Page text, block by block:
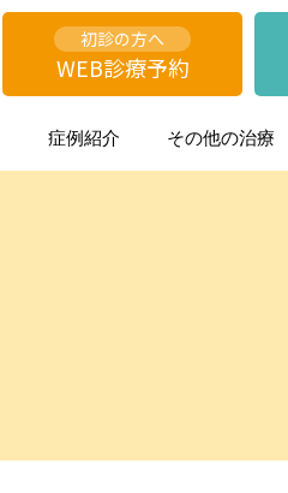
初診の方へ
WEB診療予約
症例紹介 その他の治療